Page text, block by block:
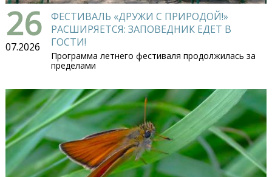
26
07.2026
ФЕСТИВАЛЬ «ДРУЖИ С ПРИРОДОЙ!»
РАСШИРЯЕТСЯ: ЗАПОВЕДНИК ЕДЕТ В
ГОСТИ!
Программа летнего фестиваля продолжилась за
пределами